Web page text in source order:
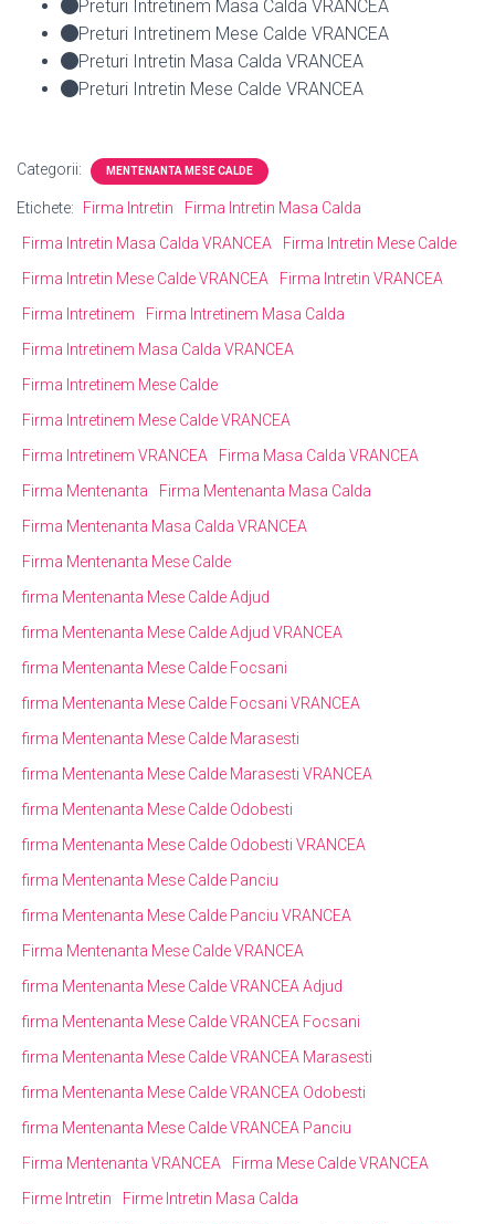
Preturi Intretinem Masa Calda VRANCEA
Preturi Intretinem Mese Calde VRANCEA
Preturi Intretin Masa Calda VRANCEA
Preturi Intretin Mese Calde VRANCEA
Categorii: MENTENANTA MESE CALDE
Etichete: Firma Intretin
Firma Intretin Masa Calda
Firma Intretin Masa Calda VRANCEA
Firma Intretin Mese Calde
Firma Intretin Mese Calde VRANCEA
Firma Intretin VRANCEA
Firma Intretinem
Firma Intretinem Masa Calda
Firma Intretinem Masa Calda VRANCEA
Firma Intretinem Mese Calde
Firma Intretinem Mese Calde VRANCEA
Firma Intretinem VRANCEA
Firma Masa Calda VRANCEA
Firma Mentenanta
Firma Mentenanta Masa Calda
Firma Mentenanta Masa Calda VRANCEA
Firma Mentenanta Mese Calde
firma Mentenanta Mese Calde Adjud
firma Mentenanta Mese Calde Adjud VRANCEA
firma Mentenanta Mese Calde Focsani
firma Mentenanta Mese Calde Focsani VRANCEA
firma Mentenanta Mese Calde Marasesti
firma Mentenanta Mese Calde Marasesti VRANCEA
firma Mentenanta Mese Calde Odobesti
firma Mentenanta Mese Calde Odobesti VRANCEA
firma Mentenanta Mese Calde Panciu
firma Mentenanta Mese Calde Panciu VRANCEA
Firma Mentenanta Mese Calde VRANCEA
firma Mentenanta Mese Calde VRANCEA Adjud
firma Mentenanta Mese Calde VRANCEA Focsani
firma Mentenanta Mese Calde VRANCEA Marasesti
firma Mentenanta Mese Calde VRANCEA Odobesti
firma Mentenanta Mese Calde VRANCEA Panciu
Firma Mentenanta VRANCEA
Firma Mese Calde VRANCEA
Firme Intretin
Firme Intretin Masa Calda